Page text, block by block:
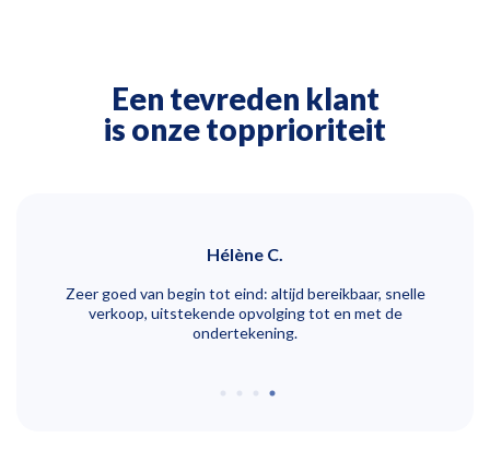
Een tevreden klant
is onze topprioriteit
Hélène C.
Zeer goed van begin tot eind: altijd bereikbaar, snelle
verkoop, uitstekende opvolging tot en met de
ondertekening.